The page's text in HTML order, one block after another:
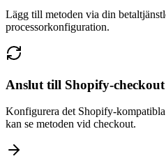
Lägg till metoden via din
processorkonfiguration.
Anslut till Shopify-checkout
Konfigurera det Shopify-
kan se metoden vid checkout.